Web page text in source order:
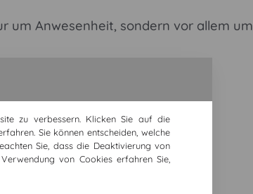
um Anwesenheit, sondern vor allem um
Themen und Erinnerungen
eingeschränkter Kommunikation
und Bedürfnisse
oder Wiederholungsbedarf
Gegenüber
zu verbessern. Klicken Sie auf die
Sie können entscheiden, welche
Sie, dass die Deaktivierung von
von Cookies erfahren Sie,